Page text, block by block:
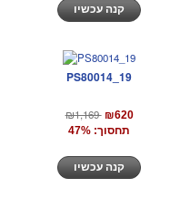
PS80014_19
₪1,169 ₪620
תחסוך: 47%